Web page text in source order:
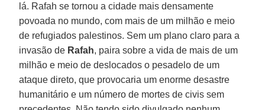
lá. Rafah se tornou a cidade mais densamente
povoada no mundo, com mais de um milhão e meio
de refugiados palestinos. Sem um plano claro para a
invasão de Rafah, paira sobre a vida de mais de um
milhão e meio de deslocados o pesadelo de um
ataque direto, que provocaria um enorme desastre
humanitário e um número de mortes de civis sem